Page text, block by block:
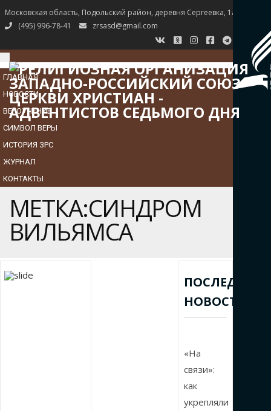
Московская область, Подольский район, деревня Сергеевка, 1а
(495) 996-78-41
zrsasd@gmail.com
TOGGLE
NAVIGATION
ГЛАВНАЯ
НОВОСТИ
ВЕРОУЧЕНИЕ
СИМВОЛ ВЕРЫ
ИСТОРИЯ ЗРС
ЖУРНАЛ
КОНТАКТЫ
МЕТКА:СИНДРОМ
ВИЛЬЯМСА
ПОСЛЕДНИЕ
НОВОСТИ
«На
связи»:
как
укрепляли